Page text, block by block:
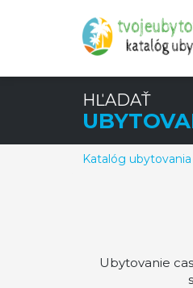
HĽADAŤ
Katalóg ubytovania
Ubytovanie